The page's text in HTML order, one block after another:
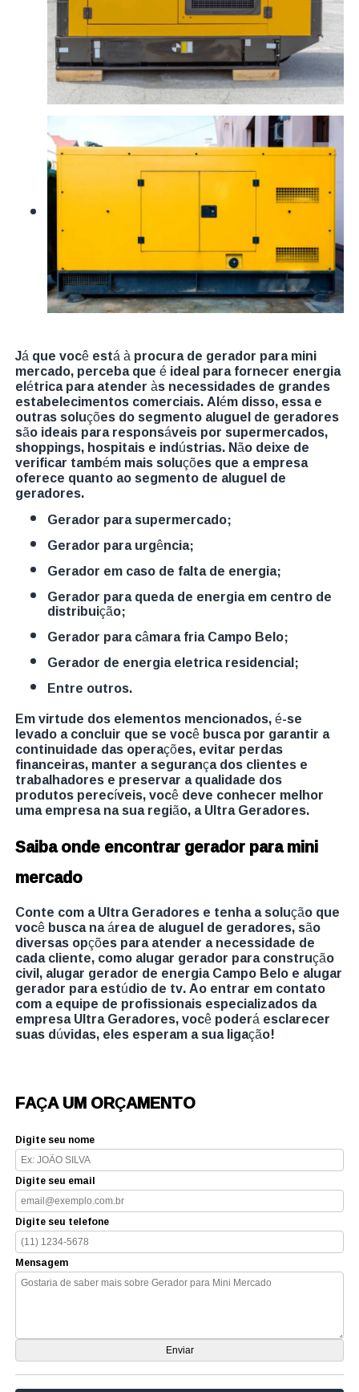
Já que você está à procura de gerador para mini
mercado, perceba que é ideal para fornecer energia
elétrica para atender às necessidades de grandes
estabelecimentos comerciais. Além disso, essa e
outras soluções do segmento aluguel de geradores
são ideais para responsáveis por supermercados,
shoppings, hospitais e indústrias. Não deixe de
verificar também mais soluções que a empresa
oferece quanto ao segmento de aluguel de
geradores.
gerador para supermercado;
gerador para urgência;
gerador em caso de falta de energia;
gerador para queda de energia em centro de
distribuição;
gerador para câmara fria Campo Belo;
gerador de energia eletrica residencial;
entre outros.
Em virtude dos elementos mencionados, é-se
levado a concluir que se você busca por garantir a
continuidade das operações, evitar perdas
financeiras, manter a segurança dos clientes e
trabalhadores e preservar a qualidade dos
produtos perecíveis, você deve conhecer melhor
uma empresa na sua região, a Ultra Geradores.
Saiba onde encontrar gerador para mini
mercado
Conte com a Ultra Geradores e tenha a solução que
você busca na área de aluguel de geradores, são
diversas opções para atender a necessidade de
cada cliente, como alugar gerador para construção
civil, alugar gerador de energia Campo Belo e alugar
gerador para estúdio de tv. Ao entrar em contato
com a equipe de profissionais especializados da
empresa Ultra Geradores, você poderá esclarecer
suas dúvidas, eles esperam a sua ligação!
FAÇA UM ORÇAMENTO
Digite seu nome
Digite seu email
Digite seu telefone
Mensagem